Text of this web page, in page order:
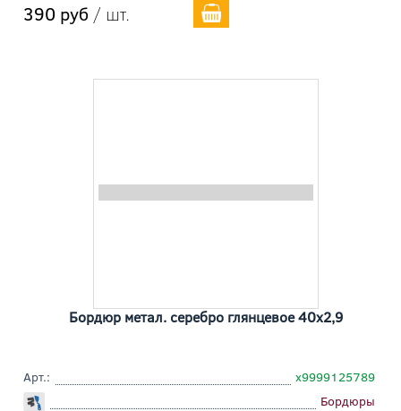
390 руб / шт.
Бордюр метал. серебро глянцевое 40x2,9
Арт.:
х9999125789
Бордюры